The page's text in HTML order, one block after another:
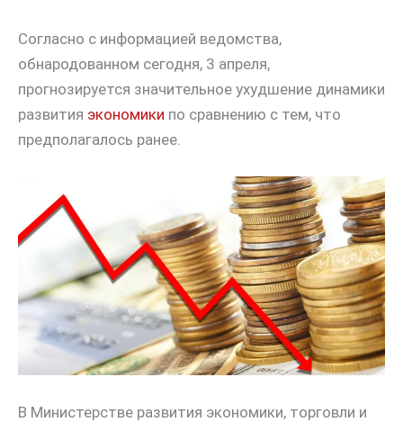
Согласно с информацией ведомства,
обнародованном сегодня, 3 апреля,
прогнозируется значительное ухудшение динамики
развития экономики по сравнению с тем, что
предполагалось ранее.
В Министерстве развития экономики, торговли и